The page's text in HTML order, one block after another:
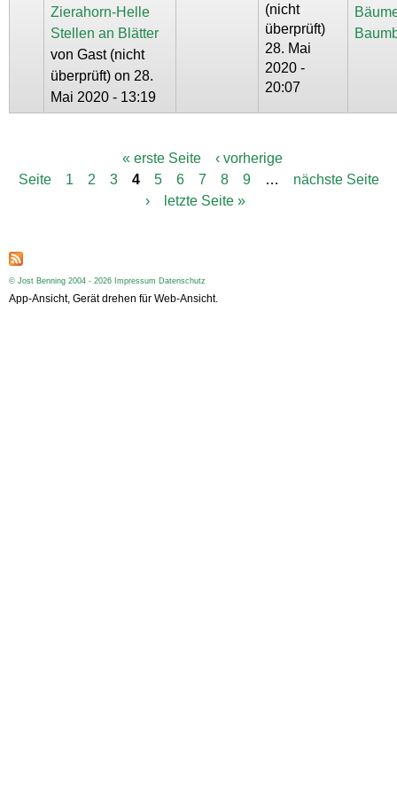
Zierahorn-Helle
Stellen an Blätter
von Gast (nicht
überprüft) on 28.
Mai 2020 - 13:19
(nicht
überprüft)
28. Mai
2020 -
20:07
« erste Seite
‹ vorherige
Seite
1 2 3 4 5 6 7 8 9 …
nächste Seite
›
letzte Seite »
© Jost Benning 2004 - 2026 Impressum Datenschutz
App-Ansicht, Gerät drehen für Web-Ansicht.